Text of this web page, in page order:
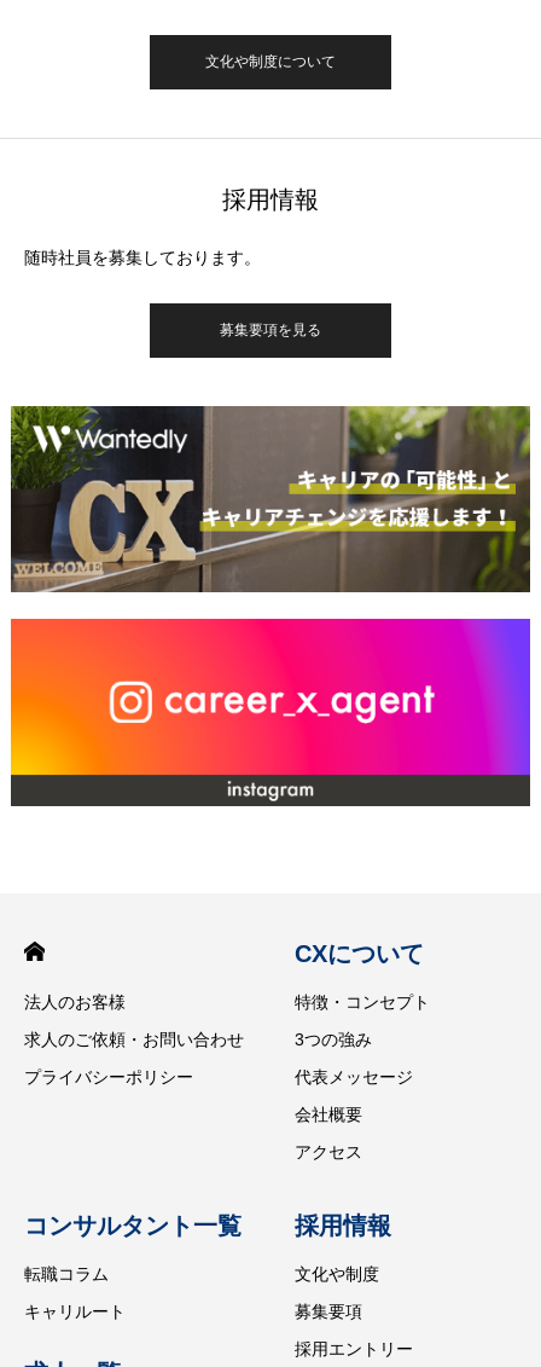
文化や制度について
採用情報
随時社員を募集しております。
募集要項を見る
法人のお客様
求人のご依頼・お問い合わせ
プライバシーポリシー
CXについて
特徴・コンセプト
3つの強み
代表メッセージ
会社概要
アクセス
コンサルタント一覧
転職コラム
キャリルート
採用情報
文化や制度
募集要項
採用エントリー